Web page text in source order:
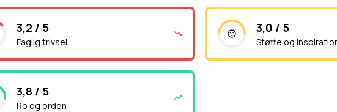
3,2 / 5
Faglig trivsel
3,0 / 5
Støtte og
3,8 / 5
Ro og orden